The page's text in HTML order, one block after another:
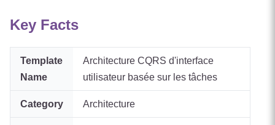
Key Facts
Template
Name
Architecture CQRS d'interface
utilisateur basée sur les tâches
Category Architecture